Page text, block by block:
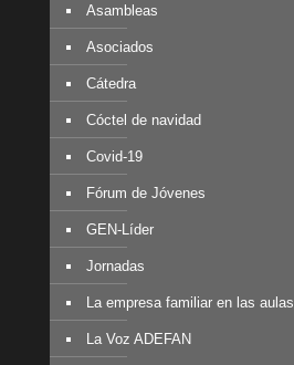
Asambleas
Asociados
Cátedra
Cóctel de navidad
Covid-19
Fórum de Jóvenes
GEN-Líder
Jornadas
La empresa familiar en las aulas
La Voz ADEFAN